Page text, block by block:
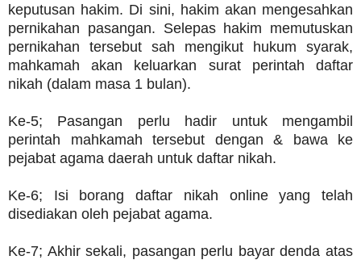
keputusan hakim. Di sini, hakim akan mengesahkan
pernikahan pasangan. Selepas hakim memutuskan
pernikahan tersebut sah mengikut hukum syarak,
mahkamah akan keluarkan surat perintah daftar
nikah (dalam masa 1 bulan).
Ke-5; Pasangan perlu hadir untuk mengambil
perintah mahkamah tersebut dengan & bawa ke
pejabat agama daerah untuk daftar nikah.
Ke-6; Isi borang daftar nikah online yang telah
disediakan oleh pejabat agama.
Ke-7; Akhir sekali, pasangan perlu bayar denda atas